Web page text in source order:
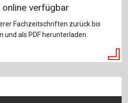
verfügbar
Fachzeitschriften zurück bis
als PDF herunterladen.